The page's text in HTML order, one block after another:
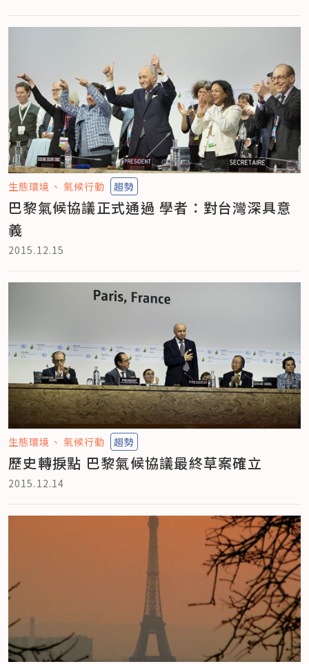
生態環境 氣候行動 趨勢
巴黎氣候協議正式通過 學者：對台灣深具意
義
2015.12.15
生態環境 氣候行動 趨勢
歷史轉捩點 巴黎氣候協議最終草案確立
2015.12.14